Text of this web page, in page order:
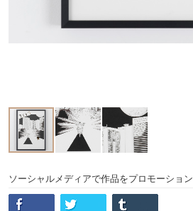
ソーシャルメディアで作品をプロモーション